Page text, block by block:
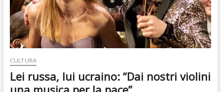
CULTURA
Lei russa, lui ucraino: “Dai nostri violini